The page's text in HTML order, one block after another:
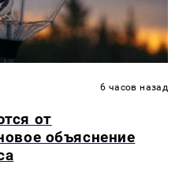
6 часов назад
от
объяснение